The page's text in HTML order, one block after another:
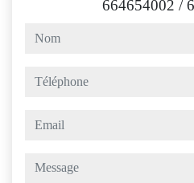
664654002 /
nom
téléphone
email
message